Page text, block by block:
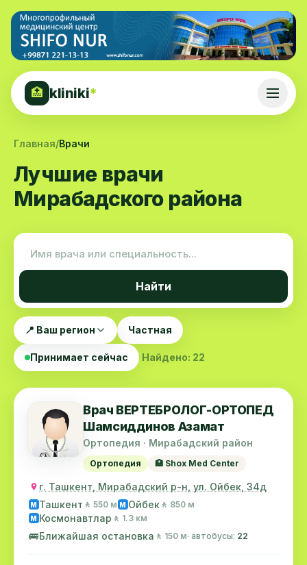
🏥 kliniki*
Главная/Врачи
Лучшие врачи
Мирабадского района
Найти
📍 Ваш регион Частная
Принимает сейчас Найдено: 22
Врач ВЕРТЕБРОЛОГ-ОРТОПЕД
Шамсиддинов Азамат
Ортопедия · Мирабадский район
Ортопедия 🏥 Shox Med Center
г. Ташкент, Мирабадский р-н, ул. Ойбек, 34д
M Ташкент 🚶 550 м M Ойбек 🚶 850 м
M Космонавтлар 🚶 1.3 км
🚌Ближайшая остановка 🚶 150 м· автобусы: 22